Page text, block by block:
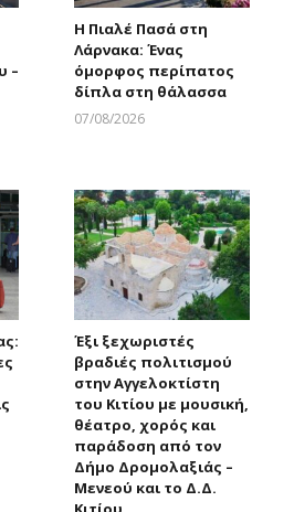
–
Η Πιαλέ Πασά στη
Λάρνακα: Ένας
όμορφος περίπατος
δίπλα στη θάλασσα
07/08/2026
Έξι ξεχωριστές
βραδιές πολιτισμού
στην Αγγελοκτίστη
του Κιτίου με μουσική,
θέατρο, χορός και
παράδοση από τον
Δήμο Δρομολαξιάς –
Μενεού και το Δ.Δ.